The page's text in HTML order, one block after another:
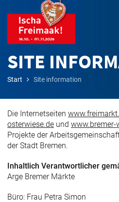
Attractions
Travel
SITE
Start Site information
Die Internetseiten
osterwiese.de und
Projekte der
der Stadt Bremen.
Inhaltlich Verantwortlicher
Arge Bremer Märkte
Büro: Frau Petra Simon